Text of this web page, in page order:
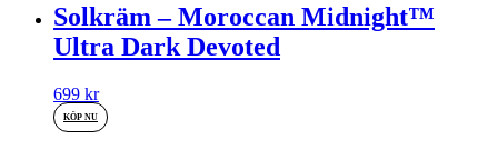
Solkräm – Moroccan Midnight™
Ultra Dark Devoted
699 kr
KÖP NU